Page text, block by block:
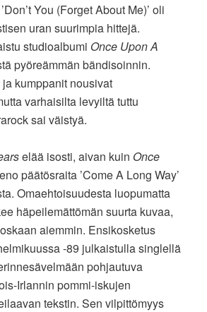
You (Forget About Me)’ oli
uran suurimpia hittejä.
studioalbumi Once Upon A
pyöreämmän bändisoinnin.
ja kumppanit nousivat
varhaisilta levyiltä tuttu
sai väistyä.
elää isosti, aivan kuin Once
päätösraita ’Come A Long Way’
Omaehtoisuudesta luopumatta
häpeilemättömän suurta kuvaa,
aiemmin. Ensikosketus
-89 julkaistulla singlellä
pohjautuva
Irlannin pommi-iskujen
tekstin. Sen vilpittömyys